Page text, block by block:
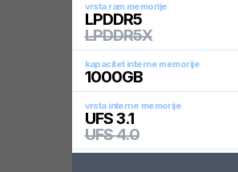
vrsta ram memorije
LPDDR5
LPDDR5X
kapacitet interne memorije
1000GB
vrsta interne memorije
UFS 3.1
UFS 4.0